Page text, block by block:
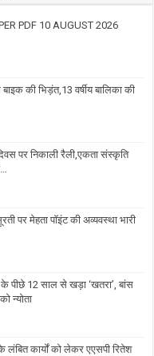
PDF 10 AUGUST 2026
की भिड़ंत,13 वर्षीय बालिका की
पर निकाली रैली,एकता संस्कृति
पर मेहता पॉइंट की अव्यवस्था भारी
पीछे 12 साल से खड़ा ‘खतरा’, बांस
न्योता
लंबित कार्यों को लेकर एएसपी रितेश